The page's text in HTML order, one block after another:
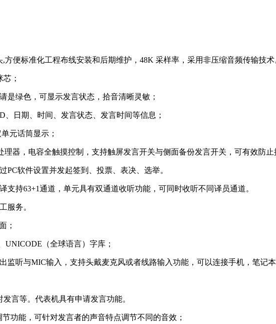
,方便标准化工程布线安装和后期维护，48K 采样率，采用非压缩音频传输技术
；
是绿色，可显示发言状态，拾音清晰灵敏；
、日期、时间、发言状态、发言时间等信息；
元话筒显示；
理器，电容全触摸控制，支持触屏发言开关与侧面备份发言开关，可有效防
PC软件设置并发起签到、投票、表决、选举。
支持63+1通道，单元具有双通道收听功能，可同时收听不同译员通道。
服务。
；
UNICODE（全球语言）字库；
监听与MIC输入，支持头戴麦克风或者线路输入功能，可以连接手机，笔记
言等。代表机具有申请发言功能。
功能，可针对发言者的声音特点调节不同的音效；